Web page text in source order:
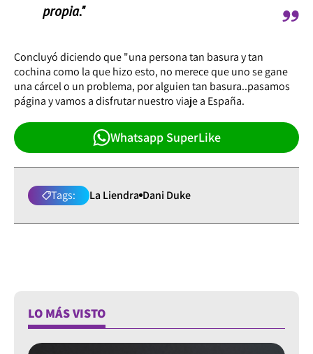
propia."
Concluyó diciendo que "una persona tan basura y tan
cochina como la que hizo esto, no merece que uno se gane
una cárcel o un problema, por alguien tan basura..pasamos
página y vamos a disfrutar nuestro viaje a España.
Whatsapp SuperLike
Tags: La Liendra Dani Duke
LO MÁS VISTO